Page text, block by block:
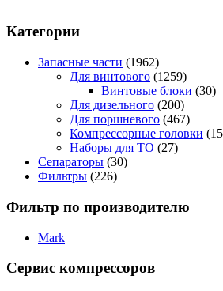
Категории
Запасные части (1962)
Для винтового (1259)
Винтовые блоки (30)
Для дизельного (200)
Для поршневого (467)
Компрессорные головки
Наборы для ТО (27)
Сепараторы (30)
Фильтры (226)
Фильтр по производителю
Mark
Сервис компрессоров